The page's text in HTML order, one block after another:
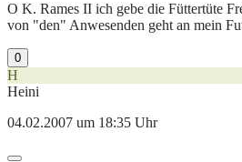
O K. Rames II ich gebe die Füttertüte
von "den" Anwesenden geht an mein
0
H
Heini
04.02.2007 um 18:35 Uhr